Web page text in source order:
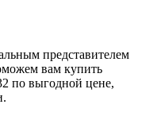
представителем
вам купить
по выгодной цене,